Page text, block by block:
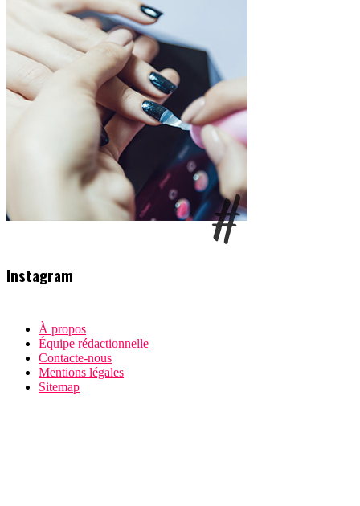
Instagram
À propos
Équipe rédactionnelle
Contacte-nous
Mentions légales
Sitemap